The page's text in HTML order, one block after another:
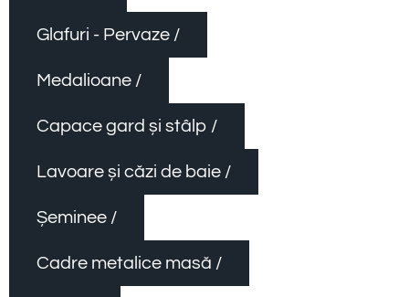
Glafuri - Pervaze /
Medalioane /
Capace gard și stâlp /
Lavoare și căzi de baie /
Șeminee /
Cadre metalice masă /